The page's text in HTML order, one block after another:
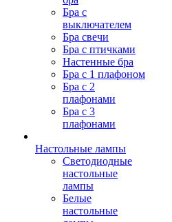
Бра с
выключателем
Бра свечи
Бра с птичками
Настенные бра
Бра с 1 плафоном
Бра с 2
плафонами
Бра с 3
плафонами
Настольные лампы
Светодиодные
настольные
лампы
Белые
настольные